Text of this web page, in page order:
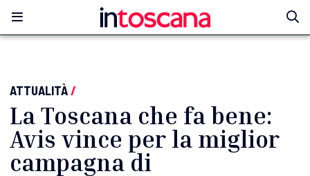
ATTUALITÀ/
La Toscana che fa bene:
Avis vince per la miglior
campagna di